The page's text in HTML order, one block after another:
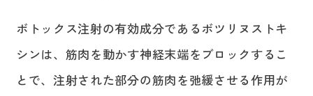
ボトックス注射の有効成分であるボツリヌストキ
シンは、筋肉を動かす神経末端をブロックするこ
とで、注射された部分の筋肉を弛緩させる作用が